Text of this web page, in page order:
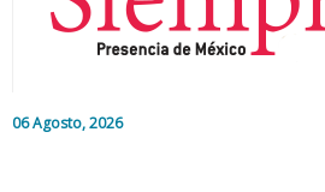
06 Agosto, 2026